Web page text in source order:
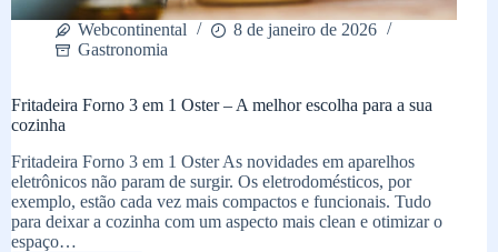
Webcontinental
8 de janeiro de 2026
Gastronomia
Fritadeira Forno 3 em 1 Oster – A melhor escolha para a sua
cozinha
Fritadeira Forno 3 em 1 Oster As novidades em aparelhos
eletrônicos não param de surgir. Os eletrodomésticos, por
exemplo, estão cada vez mais compactos e funcionais. Tudo
para deixar a cozinha com um aspecto mais clean e otimizar o
espaço…